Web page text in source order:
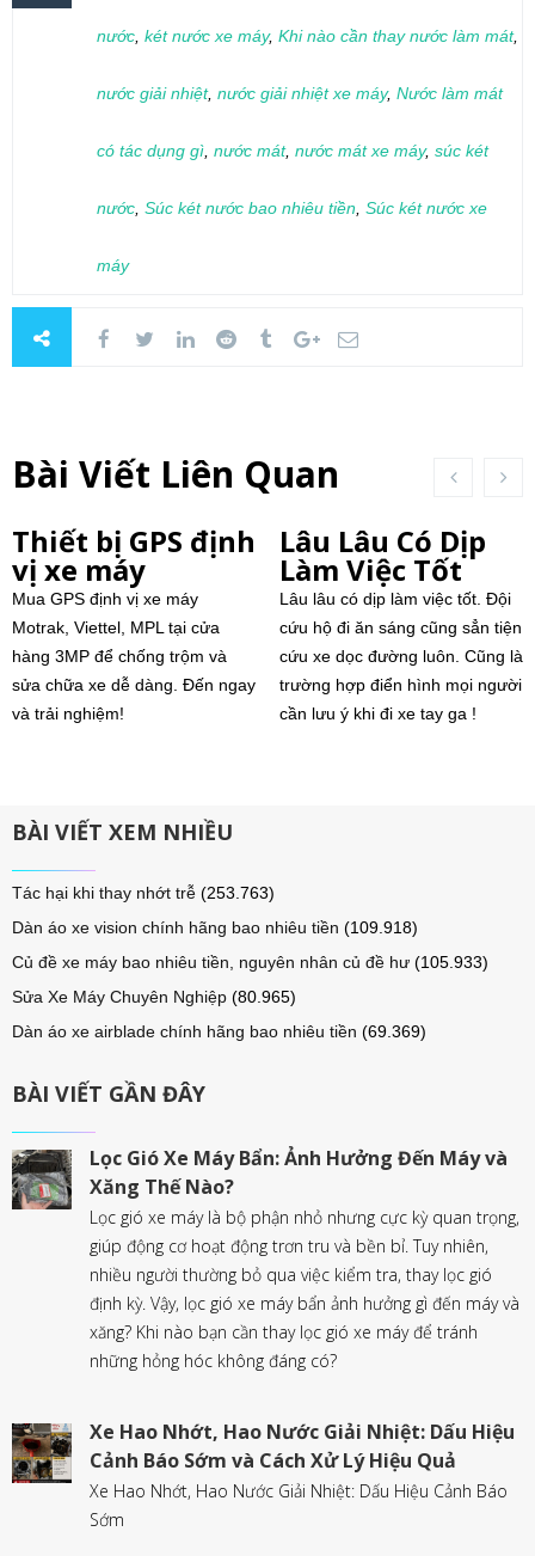
nước két nước xe máy, Khi nào cần thay nước làm mát,
nước giải nhiệt, nước giải nhiệt xe máy, Nước làm mát
có tác dụng gì nước mát, nước mát xe máy, súc két
nước Súc két nước bao nhiêu tiền Súc két nước xe
máy
Bài Viết Liên Quan
Thiết bị GPS định
vị xe máy
Mua GPS định vị xe máy
Motrak, Viettel, MPL tại cửa
hàng 3MP để chống trộm và
sửa chữa xe dễ dàng. Đến ngay
và trải nghiệm!
Lâu Lâu Có Dịp
Làm Việc Tốt
Lâu lâu có dịp làm việc tốt. Đội
cứu hộ đi ăn sáng cũng sẳn tiện
cứu xe dọc đường luôn. Cũng là
trường hợp điển hình mọi người
cần lưu ý khi đi xe tay ga !
BÀI VIẾT XEM NHIỀU
Tác hại khi thay nhớt trễ (253.763)
Dàn áo xe vision chính hãng bao nhiêu tiền (109.918)
Củ đề xe máy bao nhiêu tiền, nguyên nhân củ đề hư (105.933)
Sửa Xe Máy Chuyên Nghiệp (80.965)
Dàn áo xe airblade chính hãng bao nhiêu tiền (69.369)
BÀI VIẾT GẦN ĐÂY
Lọc Gió Xe Máy Bẩn: Ảnh Hưởng Đến Máy và
Xăng Thế Nào?
Lọc gió xe máy là bộ phận nhỏ nhưng cực kỳ quan trọng,
giúp động cơ hoạt động trơn tru và bền bỉ. Tuy nhiên,
nhiều người thường bỏ qua việc kiểm tra, thay lọc gió
định kỳ. Vậy, lọc gió xe máy bẩn ảnh hưởng gì đến máy và
xăng? Khi nào bạn cần thay lọc gió xe máy để tránh
những hỏng hóc không đáng có?
Xe Hao Nhớt, Hao Nước Giải Nhiệt: Dấu Hiệu
Cảnh Báo Sớm và Cách Xử Lý Hiệu Quả
Xe Hao Nhớt, Hao Nước Giải Nhiệt: Dấu Hiệu Cảnh Báo
Sớm